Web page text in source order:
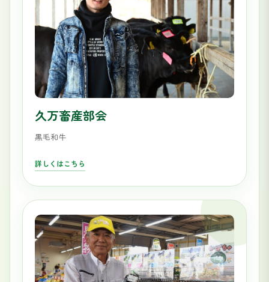
久万畜産部会
黒毛和牛
詳しくはこちら